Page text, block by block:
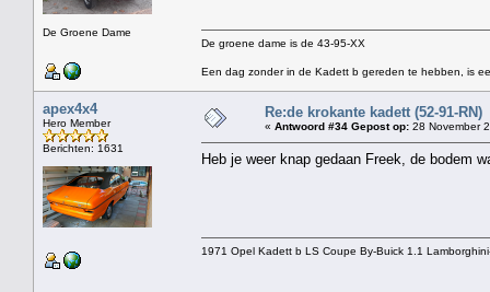
De Groene Dame
De groene dame is de 43-95-XX
Een dag zonder in de Kadett b gereden te hebben, is
apex4x4
Hero Member
Berichten: 1631
Re:de krokante kadett (52-91-RN)
« Antwoord #34 Gepost op: 28 November
Heb je weer knap gedaan Freek, de bodem
1971 Opel Kadett b LS Coupe By-Buick 1.1